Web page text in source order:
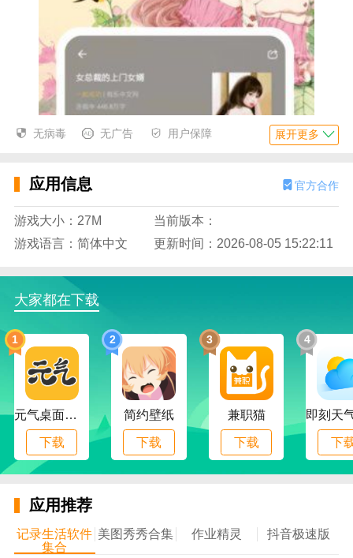
无病毒 无广告 用户保障 展开更多
应用信息 官方合作
游戏大小：27M
当前版本：
游戏语言：简体中文
更新时间：2026-08-05 15:22:11
大家都在下载
1
元气桌面下载
下载
2
简约壁纸
下载
3
兼职猫
下载
4
下
应用推荐
记录生活软件
集合
美图秀秀合集 作业精灵 抖音极速版